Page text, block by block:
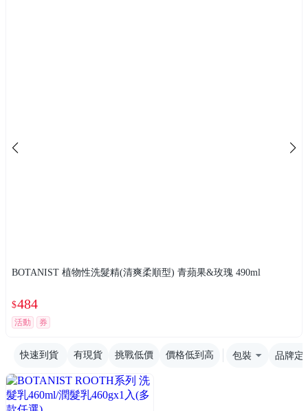
BOTANIST 植物性洗髮精(清爽柔順型) 青蘋果&玫瑰 490ml
$484
活動 券
快速到貨 有現貨 挑戰低價 價格低到高 包裝 品牌定